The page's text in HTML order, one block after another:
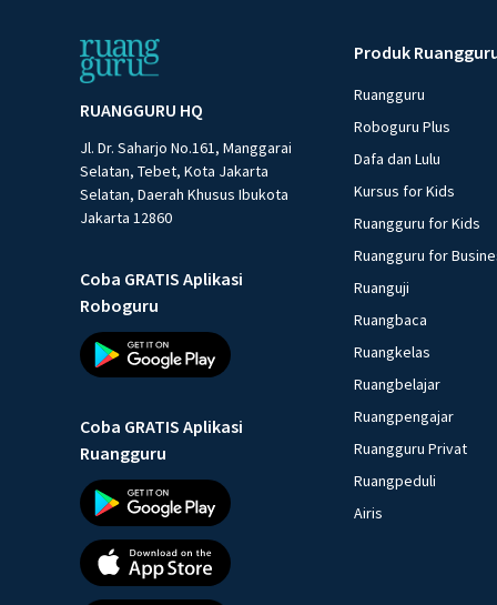
RUANGGURU HQ
Jl. Dr. Saharjo No.161, Manggarai
Selatan, Tebet, Kota Jakarta
Selatan, Daerah Khusus Ibukota
Jakarta 12860
Coba GRATIS Aplikasi
Roboguru
Coba GRATIS Aplikasi
Ruangguru
Produk
Ruangguru
Roboguru Plus
Dafa dan Lulu
Kursus for Kids
Ruangguru for Kids
Ruangguru for
Ruanguji
Ruangbaca
Ruangkelas
Ruangbelajar
Ruangpengajar
Ruangguru Privat
Ruangpeduli
Airis